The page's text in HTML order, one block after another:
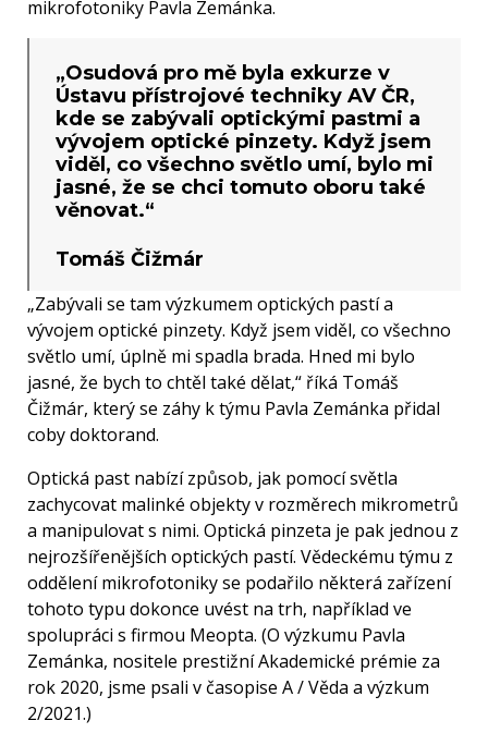
mikrofotoniky Pavla Zemánka.
„Osudová pro mě byla exkurze v
Ústavu přístrojové techniky AV ČR,
kde se zabývali optickými pastmi a
vývojem optické pinzety. Když jsem
viděl, co všechno světlo umí, bylo mi
jasné, že se chci tomuto oboru také
věnovat.“
Tomáš Čižmár
„Zabývali se tam výzkumem optických pastí a
vývojem optické pinzety. Když jsem viděl, co všechno
světlo umí, úplně mi spadla brada. Hned mi bylo
jasné, že bych to chtěl také dělat,“ říká Tomáš
Čižmár, který se záhy k týmu Pavla Zemánka přidal
coby doktorand.
Optická past nabízí způsob, jak pomocí světla
zachycovat malinké objekty v rozměrech mikrometrů
a manipulovat s nimi. Optická pinzeta je pak jednou z
nejrozšířenějších optických pastí. Vědeckému týmu z
oddělení mikrofotoniky se podařilo některá zařízení
tohoto typu dokonce uvést na trh, například ve
spolupráci s firmou Meopta. (O výzkumu Pavla
Zemánka, nositele prestižní Akademické prémie za
rok 2020, jsme psali v časopise A / Věda a výzkum
2/2021.)